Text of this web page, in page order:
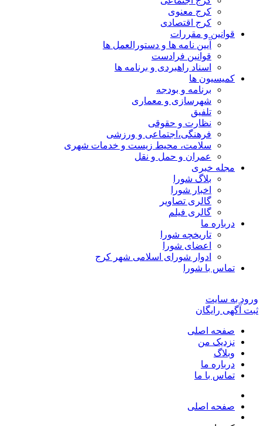
کرج معنوی
کرج اقتصادی
قوانین و مقررات
آیین نامه ها و دستورالعمل ها
قوانین فرادست
اسناد راهبردی و برنامه ها
کمیسیون ها
برنامه و بودجه
شهرسازی و معماری
تلفیق
نظارت و حقوقی
فرهنگی،اجتماعی و ورزشی
سلامت، محیط زیست و خدمات شهری
عمران و حمل و نقل
مجله خبری
بلاگ شورا
اخبار شورا
گالری تصاویر
گالری فیلم
درباره ما
تاریخچه شورا
اعضای شورا
ادوار شورای اسلامی شهر کرج
تماس با شورا
ورود به سایت
ثبت آگهی رایگان
صفحه اصلی
نزدیک من
وبلاگ
درباره ما
تماس با ما
صفحه اصلی